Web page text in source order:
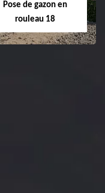
tel: 02.52.56.49.40
Pose de gazon en
rouleau 18